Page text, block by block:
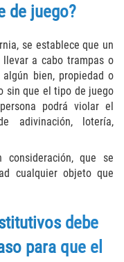
Cargada
Oculta
de juego?
se establece que un
a cabo trampas o
bien, propiedad o
sin que el tipo de juego
podrá violar el
adivinación, lotería,
que se
cualquier objeto que
debe
para que el